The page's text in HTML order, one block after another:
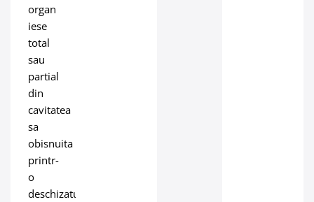
organ
iese
total
sau
partial
din
cavitatea
sa
obisnuita
printr-
o
deschizatura